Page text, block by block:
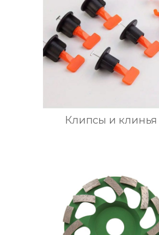
Клипсы и клинья